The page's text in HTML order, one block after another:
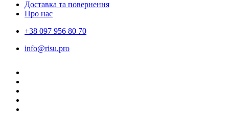
Доставка та повернення
Про нас
+38 097 956 80 70
info@risu.pro